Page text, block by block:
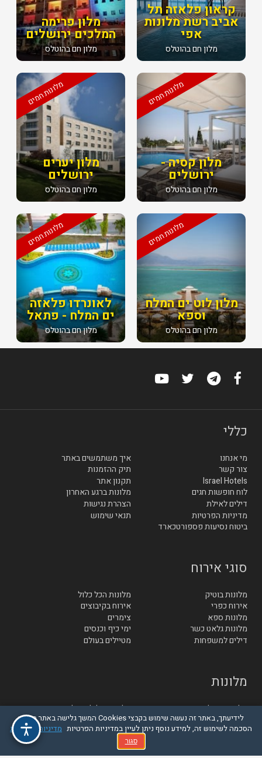
מלון פרימה
המלכים ירושלים
מלון חם בהוטלס
קראון פלאזה תל
אביב רשת מלונות
אפי
מלון חם בהוטלס
מלונות חמים
מלון יערים
ירושלים
מלון חם בהוטלס
מלונות חמים
מלון קסיה -
ירושלים
מלון חם בהוטלס
מלונות חמים
לאונרדו פלאזה
ים המלח - פתאל
מלון חם בהוטלס
מלונות חמים
מלון לוט ים המלח
וספא
מלון חם בהוטלס
כללי
מי אנחנו
איך משתמשים באתר
צור קשר
תיק ההזמנות
Israel Hotels
תקנון אתר
לוח חופשות חגים
מלונות ברגע האחרון
דילים לאילת
הצהרת נגישות
מדיניות הפרטיות
תנאי שימוש
ביטוח נסיעות פספורטכארד
סוגי אירוח
מלונות בוטיק
מלונות הכל כלול
אירוח כפרי
אירוח בקיבוצים
מלונות ספא
צימרים
מלונות גלאט כשר
ימי כיף וכנסים
דילים למשפחות
מטיילים בעולם
מלונות
מלונות באילת
מלונות בגליל והגולן
מלונות סובב כנרת
מלונות בטבריה
מלונות בחיפה
מלונות בנתניה
מלונות בירושלים
לידיעתך, באתר זה נעשה שימוש בקבצי Cookies המשך גלישה באתר מהווה
הסכמה לשימוש זה, למידע נוסף ניתן לעיין במדיניות הפרטיות מדיניות הפרטיות
סגור